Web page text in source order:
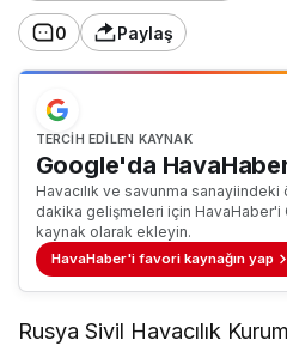
0 Paylaş
TERCIH EDILEN KAYNAK
Google'da
Havacılık ve savunma
dakika gelişmeleri için
kaynak olarak ekleyin.
HavaHaber'i favori kaynağın yap
Rusya Sivil Havacılık